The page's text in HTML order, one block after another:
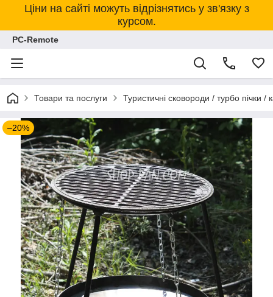
Ціни на сайті можуть відрізнятись у зв'язку з
курсом.
PC-Remote
Товари та послуги Туристичні сковороди / турбо пічки /
–20%